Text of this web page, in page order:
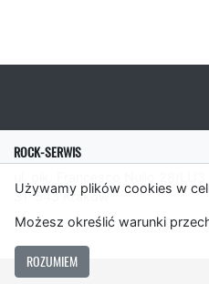
Używamy plików cookies w
Możesz określić warunki
ROZUMIEM
ROCK-SERWIS
31-543 Kraków